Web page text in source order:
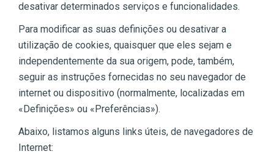
desativar determinados serviços e funcionalidades.
Para modificar as suas definições ou desativar a
utilização de cookies, quaisquer que eles sejam e
independentemente da sua origem, pode, também,
seguir as instruções fornecidas no seu navegador de
internet ou dispositivo (normalmente, localizadas em
«Definições» ou «Preferências»).
Abaixo, listamos alguns links úteis, de navegadores de
Internet: